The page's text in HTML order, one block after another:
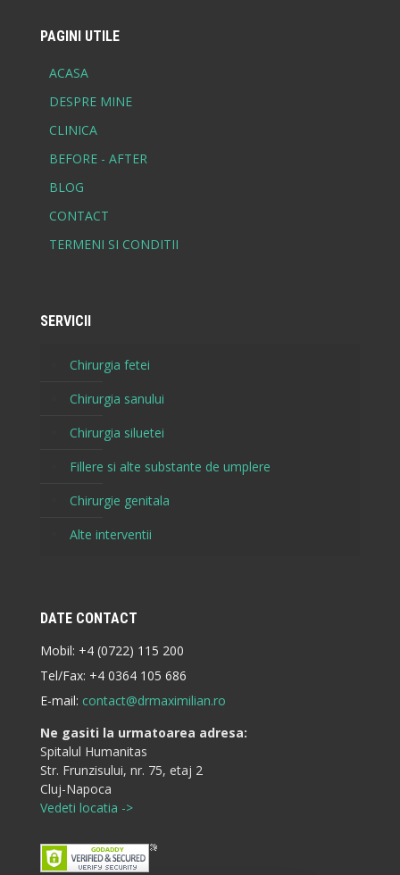
PAGINI UTILE
ACASA
DESPRE MINE
CLINICA
BEFORE - AFTER
BLOG
CONTACT
TERMENI SI CONDITII
SERVICII
Chirurgia fetei
Chirurgia sanului
Chirurgia siluetei
Fillere si alte substante de umplere
Chirurgie genitala
Alte interventii
DATE CONTACT
Mobil: +4 (0722) 115 200
Tel/Fax: +4 0364 105 686
E-mail: contact@drmaximilian.ro
Ne gasiti la urmatoarea adresa:
Spitalul Humanitas
Str. Frunzisului, nr. 75, etaj 2
Cluj-Napoca
Vedeti locatia ->